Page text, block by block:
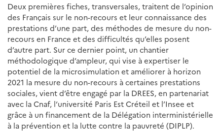
Deux premières fiches, transversales, traitent de l’opinion
des Français sur le non-recours et leur connaissance des
prestations d’une part, des méthodes de mesure du non-
recours en France et des difficultés qu’elles posent
d’autre part. Sur ce dernier point, un chantier
méthodologique d’ampleur, qui vise à expertiser le
potentiel de la microsimulation et améliorer à horizon
2021 la mesure du non-recours à certaines prestations
sociales, vient d’être engagé par la DREES, en partenariat
avec la Cnaf, l‘université Paris Est Créteil et l’Insee et
grâce à un financement de la Délégation interministérielle
à la prévention et la lutte contre la pauvreté (DIPLP).